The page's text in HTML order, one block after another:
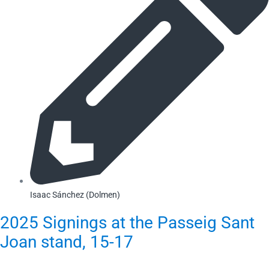
Isaac Sánchez (Dolmen)
2025 Signings at the Passeig Sant
Joan stand, 15-17